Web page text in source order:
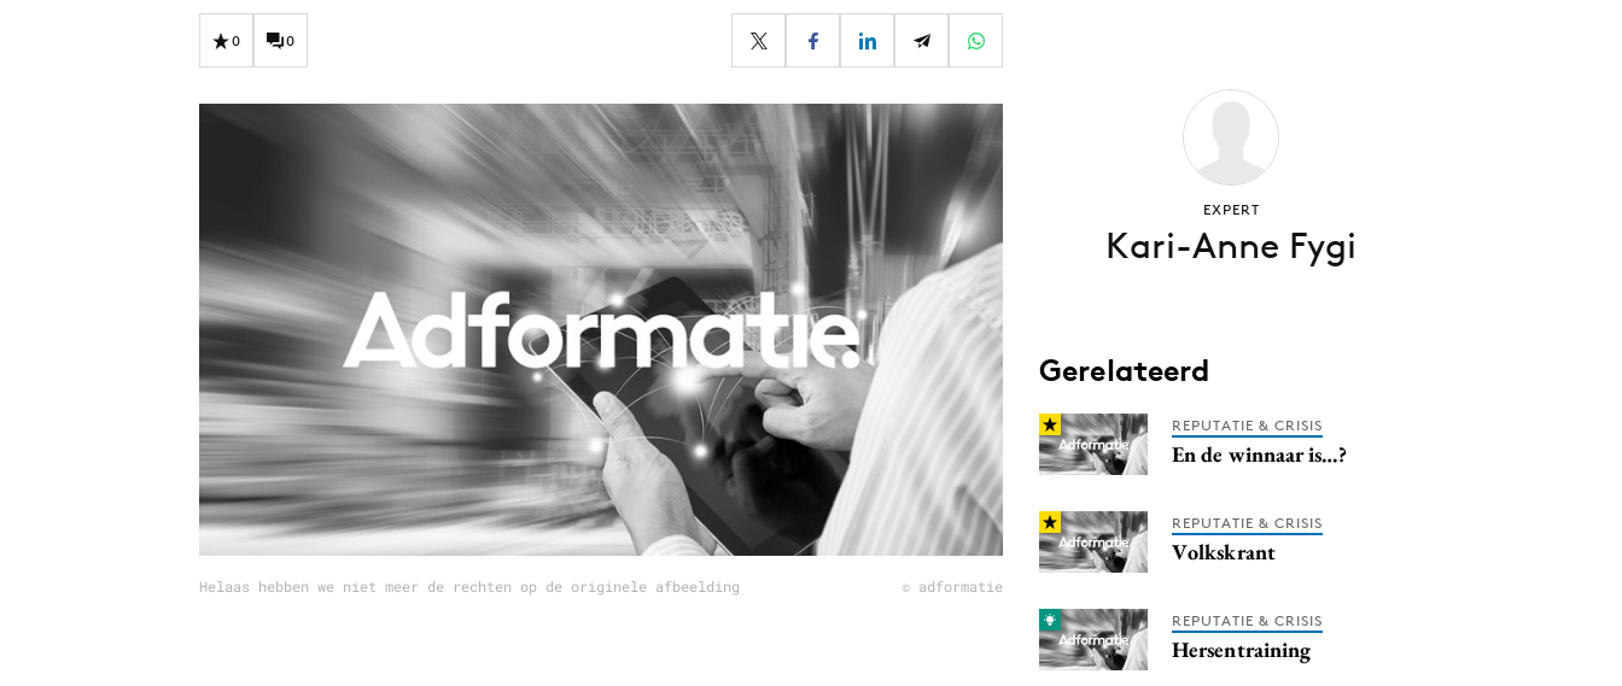
Interne communicatie
Martech
Purpose Marketing
Reputatie & crisis
0 0
Helaas hebben we niet meer de rechten op de originele afbeelding © adformatie
EXPERT
Kari-Anne Fygi
Gerelateerd
REPUTATIE & CRISIS
En de winnaar is…?
REPUTATIE & CRISIS
Volkskrant
REPUTATIE & CRISIS
Hersentraining